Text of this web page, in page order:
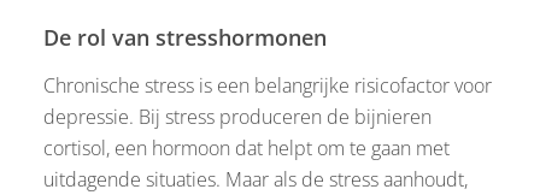
De rol van stresshormonen
Chronische stress is een belangrijke risicofactor voor
depressie. Bij stress produceren de bijnieren
cortisol, een hormoon dat helpt om te gaan met
uitdagende situaties. Maar als de stress aanhoudt,